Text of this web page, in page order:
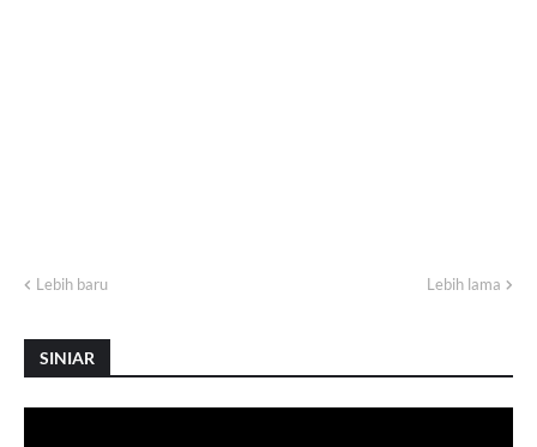
Lebih baru Lebih lama
SINIAR